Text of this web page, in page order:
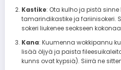
Kastike: Ota kulho ja pistä
tamarindikastike ja fariinisokeri.
sokeri liukenee seokseen
Kana: Kuumenna wokkipannu
lisää öljyä ja paista
kunns ovat kypsiä). Siirrä ne